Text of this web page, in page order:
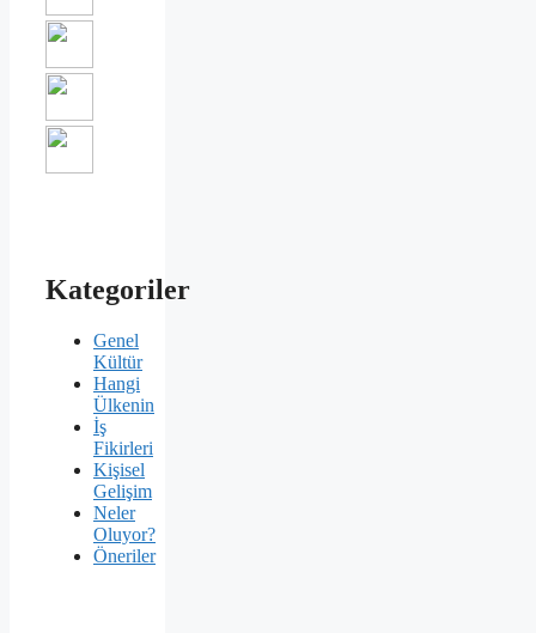
Kategoriler
Genel
Kültür
Hangi
Ülkenin
İş
Fikirleri
Kişisel
Gelişim
Neler
Oluyor?
Öneriler